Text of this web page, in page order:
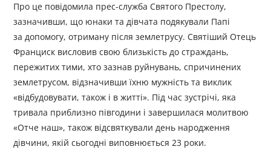
Про це повідомила прес-служба Святого Престолу,
зазначивши, що юнаки та дівчата подякували Папі
за допомогу, отриману після землетрусу. Святіший Отець
Франциск висловив свою близькість до страждань,
пережитих тими, хто зазнав руйнувань, спричинених
землетрусом, відзначивши їхню мужність та виклик
«відбудовувати, також і в житті». Під час зустрічі, яка
тривала приблизно півгодини і завершилася молитвою
«Отче наш», також відсвяткували день народження
дівчини, якій сьогодні виповнюється 23 роки.